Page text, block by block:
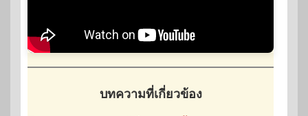
บทความที่เกี่ยวข้อง